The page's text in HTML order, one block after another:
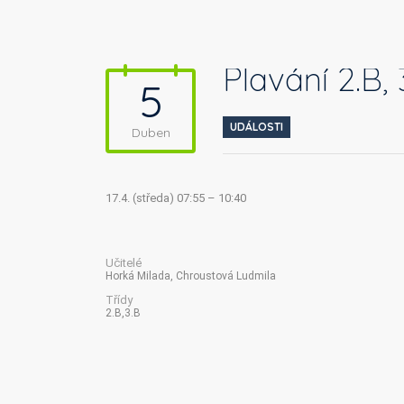
5
Duben
Plavání 2.B,
UDÁLOSTI
17.4. (středa) 07:55 – 10:40
Učitelé
Horká Milada, Chroustová Ludmila
Třídy
2.B,3.B